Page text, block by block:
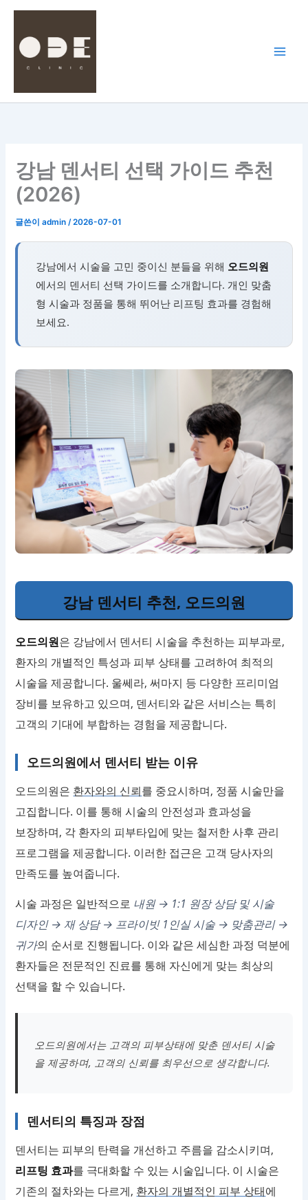
뛰
강남 덴서티 선택 가이드 추천
(2026)
글쓴이admin/2026-07-01
강남에서 시술을 고민 중이신 분들을 위해 오드의원
에서의 덴서티 선택 가이드를 소개합니다. 개인 맞춤
형 시술과 정품을 통해 뛰어난 리프팅 효과를 경험해
보세요.
강남 덴서티 추천, 오드의원
오드의원은 강남에서 덴서티 시술을 추천하는 피부과로,
환자의 개별적인 특성과 피부 상태를 고려하여 최적의
시술을 제공합니다. 울쎄라, 써마지 등 다양한 프리미엄
장비를 보유하고 있으며, 덴서티와 같은 서비스는 특히
고객의 기대에 부합하는 경험을 제공합니다.
오드의원에서 덴서티 받는 이유
오드의원은 환자와의 신뢰를 중요시하며, 정품 시술만을
고집합니다. 이를 통해 시술의 안전성과 효과성을
보장하며, 각 환자의 피부타입에 맞는 철저한 사후 관리
프로그램을 제공합니다. 이러한 접근은 고객 당사자의
만족도를 높여줍니다.
시술 과정은 일반적으로 내원 → 1:1 원장 상담 및 시술
디자인 → 재 상담 → 프라이빗 1인실 시술 → 맞춤관리 →
귀가의 순서로 진행됩니다. 이와 같은 세심한 과정 덕분에
환자들은 전문적인 진료를 통해 자신에게 맞는 최상의
선택을 할 수 있습니다.
오드의원에서는 고객의 피부상태에 맞춘 덴서티 시술
을 제공하며, 고객의 신뢰를 최우선으로 생각합니다.
덴서티의 특징과 장점
덴서티는 피부의 탄력을 개선하고 주름을 감소시키며,
리프팅 효과를 극대화할 수 있는 시술입니다. 이 시술은
기존의 절차와는 다르게, 환자의 개별적인 피부 상태에